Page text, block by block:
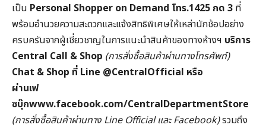
เป็น Personal Shopper on Demand โทร.1425 กด 3 ที่
พร้อมอำนวยความสะดวกและแจ้งสิทธิพิเศษให้เหล่านักช้อปอย่าง
ครบครันจากผู้เชี่ยวชาญในการแนะนำสินค้าของทางห้างฯ บริการ
Central Call & Shop (การสั่งซื้อสินค้าผ่านทางโทรศัพท์)
Chat & Shop ที่ Line @CentralOfficial หรือ
ผ่านเฟ
ซบุ๊กwww.facebook.com/CentralDepartmentStore
(การสั่งซื้อสินค้าผ่านทาง Line Officialและ Facebook)รวมถึง